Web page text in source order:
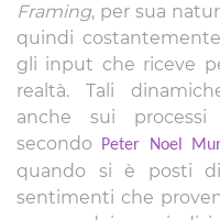
Framing, per sua
quindi
gli input che riceve
realtà. Tali
anche sui processi
secondo
Peter Noel
quando si è posti
sentimenti che